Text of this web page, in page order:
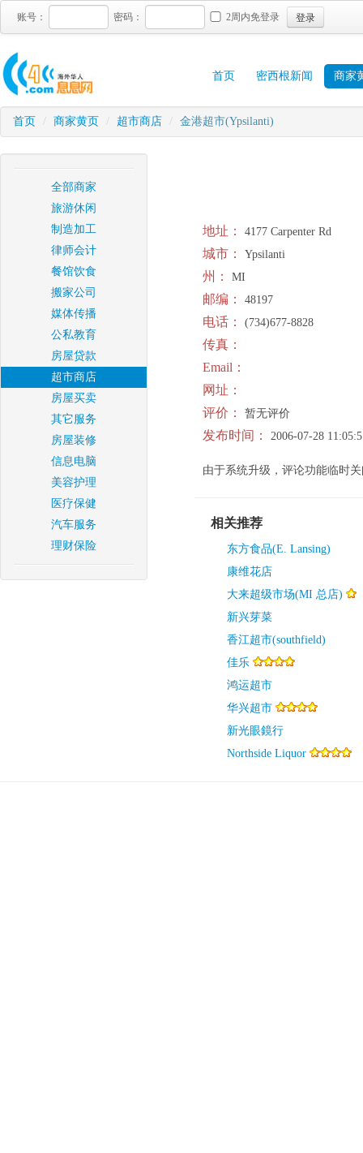
账号： 密码： 2周内免登录 登录
首页 密西根新闻 商家
首页 / 商家黄页 / 超市商店 / 金港超市(Ypsilanti)
全部商家
旅游休闲
制造加工
律师会计
餐馆饮食
搬家公司
媒体传播
公私教育
房屋贷款
超市商店
房屋买卖
其它服务
房屋装修
信息电脑
美容护理
医疗保健
汽车服务
理财保险
地址： 4177 Carpenter Rd
城市： Ypsilanti
州： MI
邮编： 48197
电话： (734)677-8828
传真：
Email：
网址：
评价：
暂无评价
发布时间： 2006-07-28
由于系统升级，评论功能临时
相关推荐
东方食品(E. Lansing)
康维花店
大来超级市场(MI 总店)
新兴芽菜
香江超市(southfield)
佳乐
鸿运超市
华兴超市
新光眼鏡行
Northside Liquor